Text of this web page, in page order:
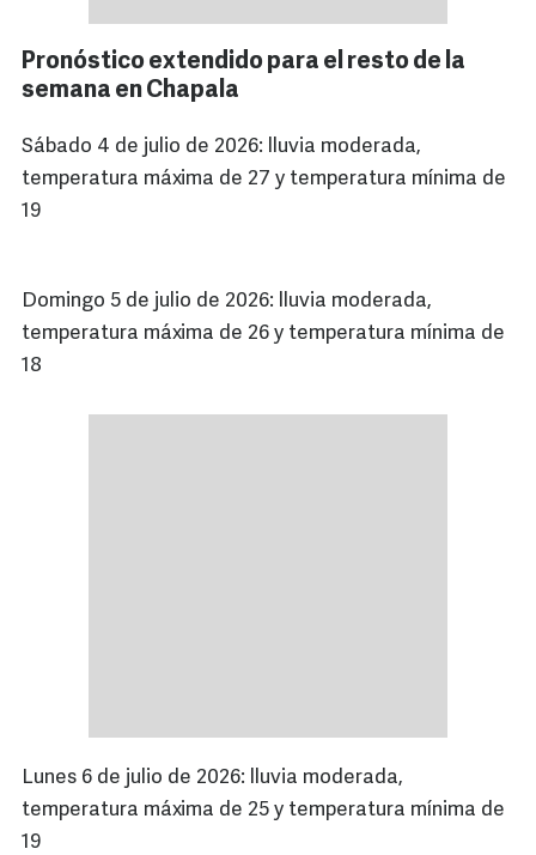
Pronóstico extendido para el resto de la
semana en Chapala
Sábado 4 de julio de 2026: lluvia moderada,
temperatura máxima de 27 y temperatura mínima de
19
Domingo 5 de julio de 2026: lluvia moderada,
temperatura máxima de 26 y temperatura mínima de
18
Lunes 6 de julio de 2026: lluvia moderada,
temperatura máxima de 25 y temperatura mínima de
19